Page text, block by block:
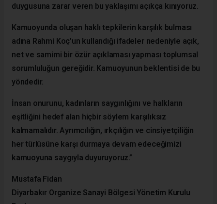
duygusuna zarar veren bu yaklaşımı açıkça kınıyoruz.
Kamuoyunda oluşan haklı tepkilerin karşılık bulması
adına Rahmi Koç’un kullandığı ifadeler nedeniyle açık,
net ve samimi bir özür açıklaması yapması toplumsal
sorumluluğun gereğidir. Kamuoyunun beklentisi de bu
yöndedir.
İnsan onurunu, kadınların saygınlığını ve halkların
eşitliğini hedef alan hiçbir söylem karşılıksız
kalmamalıdır. Ayrımcılığın, ırkçılığın ve cinsiyetçiliğin
her türlüsüne karşı durmaya devam edeceğimizi
kamuoyuna saygıyla duyuruyoruz.”
Mustafa Fidan
Diyarbakır Organize Sanayi Bölgesi Yönetim Kurulu